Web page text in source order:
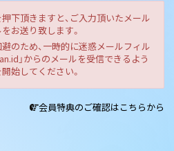
下頂きますと、ご入力頂いたメール
お送り致します。
のため、一時的に迷惑メールフィル
」からのメールを受信できるよう
始してください。
会員特典のご確認はこちらから